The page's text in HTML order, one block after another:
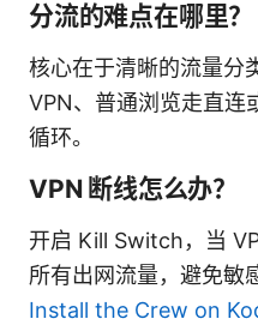
分流的难点在哪里？
核心在于清晰的流量分
VPN、普通浏览走直连
循环。
VPN 断线怎么办？
开启 Kill Switch，当
所有出网流量，避免敏
Install the Crew on